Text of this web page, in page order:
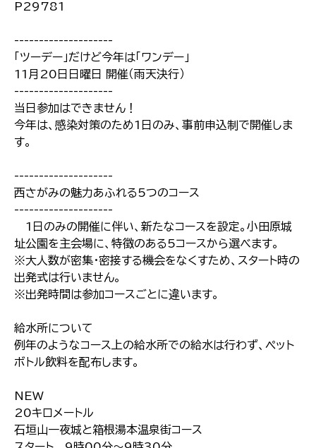
P29781
--------------------
「ツーデー」だけど今年は「ワンデー」
11月20日日曜日 開催（雨天決行）
--------------------
当日参加はできません！
今年は、感染対策のため1日のみ、事前申込制で開催しま
す。
--------------------
西さがみの魅力あふれる5つのコース
--------------------
1日のみの開催に伴い、新たなコースを設定。小田原城
址公園を主会場に、特徴のある5コースから選べます。
※大人数が密集・密接する機会をなくすため、スタート時の
出発式は行いません。
※出発時間は参加コースごとに違います。
給水所について
例年のようなコース上の給水所での給水は行わず、ペット
ボトル飲料を配布します。
NEW
20キロメートル
石垣山一夜城と箱根湯本温泉街コース